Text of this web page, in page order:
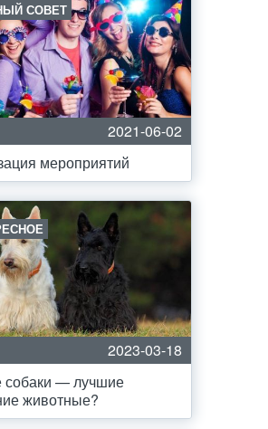
СОВЕТ
2021-06-02
мероприятий
2023-03-18
собаки — лучшие
животные?